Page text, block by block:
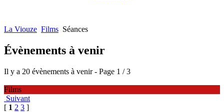
La Viouze Films Séances
Évènements à venir
Il y a 20 évènements à venir - Page 1 / 3
Films
Suivant
[ 1 2 3 ]